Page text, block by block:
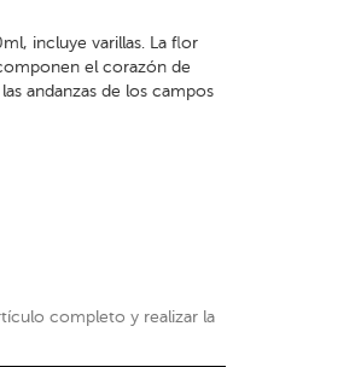
incluye varillas. La flor
el corazón de
andanzas de los campos
completo y realizar la